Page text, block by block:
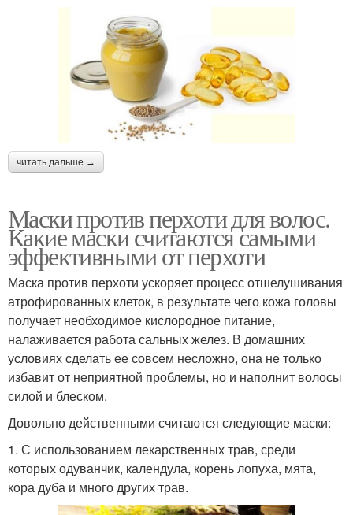
читать дальше →
Маски против перхоти для волос.
Какие маски считаются самыми
эффективными от перхоти
Маска против перхоти ускоряет процесс отшелушивания
атрофированных клеток, в результате чего кожа головы
получает необходимое кислородное питание,
налаживается работа сальных желез. В домашних
условиях сделать ее совсем несложно, она не только
избавит от неприятной проблемы, но и наполнит волосы
силой и блеском.
Довольно действенными считаются следующие маски:
1. С использованием лекарственных трав, среди
которых одуванчик, календула, корень лопуха, мята,
кора дуба и много других трав.